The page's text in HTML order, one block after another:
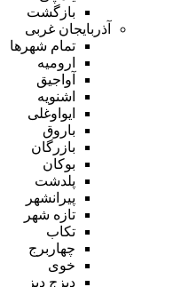
بازگشت
آذربایجان غربی
تمام شهر‌ها
ارومیه
آواجیق
اشنویه
ایواوغلی
باروق
بازرگان
بوکان
پلدشت
پیرانشهر
تازه شهر
تکاب
چهاربرج
خوی
دیزج دیز